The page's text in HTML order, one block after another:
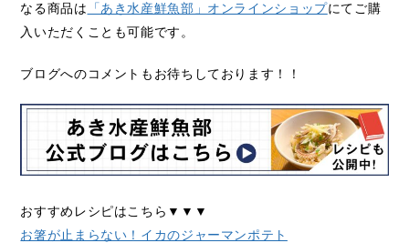
なる商品は 「あき水産鮮魚部」オンラインショップにてご購
入いただくことも可能です。
ブログへのコメントもお待ちしております！！
おすすめレシピはこちら▼▼▼
お箸が止まらない！イカのジャーマンポテト